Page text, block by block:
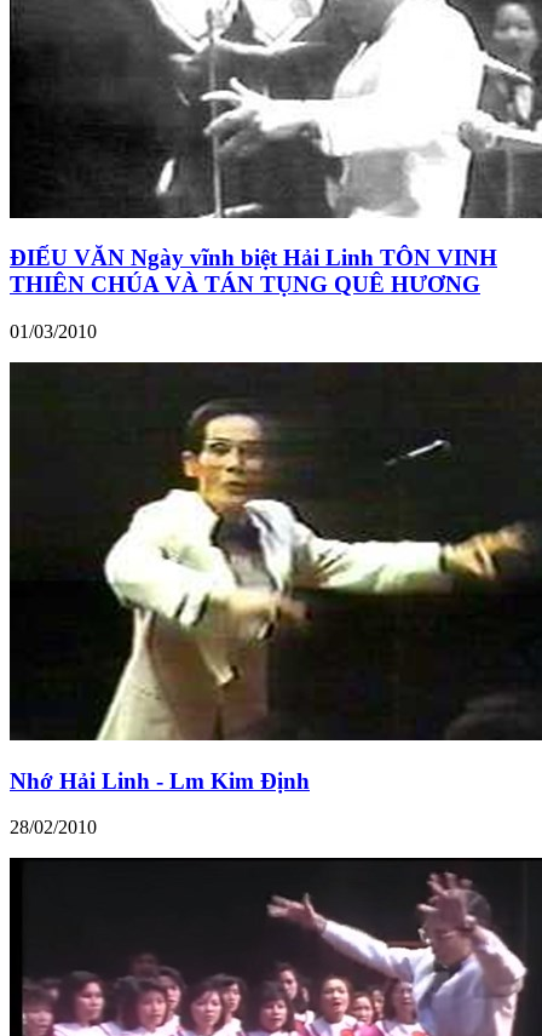
ĐIẾU VĂN Ngày vĩnh biệt Hải Linh TÔN VINH
THIÊN CHÚA VÀ TÁN TỤNG QUÊ HƯƠNG
01/03/2010
Nhớ Hải Linh - Lm Kim Định
28/02/2010